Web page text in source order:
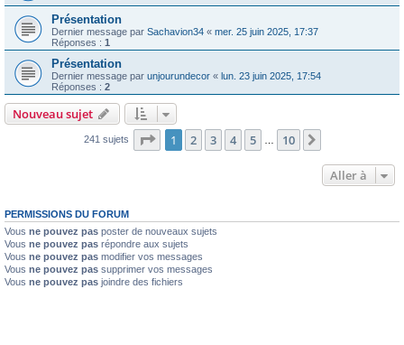
Présentation
Dernier message par Sachavion34 « mer. 25 juin 2025, 17:37
Réponses : 1
Présentation
Dernier message par unjourundecor « lun. 23 juin 2025, 17:54
Réponses : 2
Nouveau sujet
241 sujets Page 1sur10
1 2 3 4 5 10
Aller à
PERMISSIONS DU FORUM
Vous ne pouvez pas poster de nouveaux sujets
Vous ne pouvez pas répondre aux sujets
Vous ne pouvez pas modifier vos messages
Vous ne pouvez pas supprimer vos messages
Vous ne pouvez pas joindre des fichiers